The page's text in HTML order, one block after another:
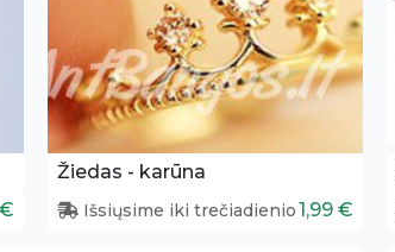
Žiedas - karūna
Išsiųsime iki trečiadienio1,99 €